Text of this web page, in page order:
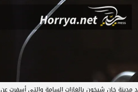
مدينة خان شيخون بالغازات السامة والتي أسفرت عن